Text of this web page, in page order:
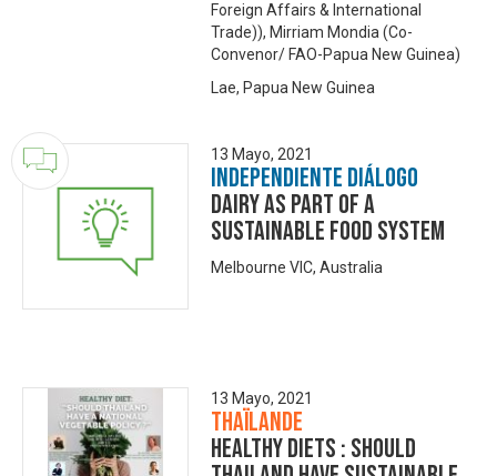
Foreign Affairs & International
Trade)), Mirriam Mondia (Co-
Convenor/ FAO-Papua New Guinea)
Lae, Papua New Guinea
13 Mayo, 2021
Independiente Diálogo
Dairy as part of a
sustainable food system
Melbourne VIC, Australia
13 Mayo, 2021
Thaïlande
Healthy Diets : Should